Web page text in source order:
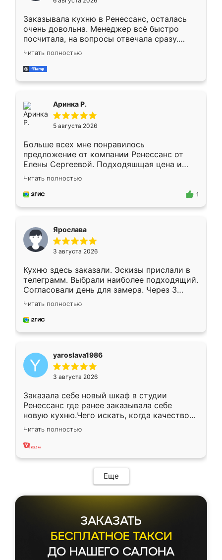
мебели буду заказывать только здесь.
Заказывала кухню в Ренессанс, осталась
очень довольна. Менеджер всё быстро
посчитала, на вопросы отвечала сразу.
Замерщик приехал в субботу, подошёл к
делу со всей ответственностью. Собрали
за день, ребята работали аккуратно, даже
Читать полностью
Аринка Р.
5 августа 2026
Больше всех мне понравилось
предложение от компании Ренессанс от
Елены Сергеевой. Подходяшщая цена и
короткие сроки изготовления. Приехавший
для замера сотрудник Владислав
предложил по моему эскизу самый
Читать полностью
1
Ярослава
3 августа 2026
Кухню здесь заказали. Эскизы прислали в
телеграмм. Выбрали наиболее подходящий.
Согласовали день для замера. Через 3
недели кухня была уже готова. Остались
довольны работой. Спасибо Ренессанс
мебель за качественную работу!
Читать полностью
yaroslava1986
3 августа 2026
Заказала себе новый шкаф в студии
Ренессанс где ранее заказывала себе
новую кухню.Чего искать, когда качеством
вполне довольна. Служит кухня уже почти
два года, нареканий нет.
Читать полностью
Еще
ЗАКАЗАТЬ
БЕСПЛАТНОЕ ТАКСИ
ДО НАШЕГО САЛОНА